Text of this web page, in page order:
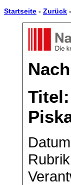
Startseite - Zurück -